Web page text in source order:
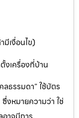
เงื่อนไข)
งเครื่องที่บ้าน
ธรรมดา” ใช้บัตร
งหมายความว่า ใช่